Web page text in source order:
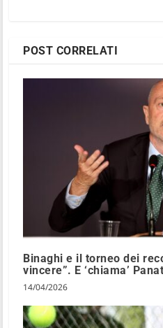
POST CORRELATI
Binaghi e il torneo dei
vincere”. E ‘chiama’
14/04/2026